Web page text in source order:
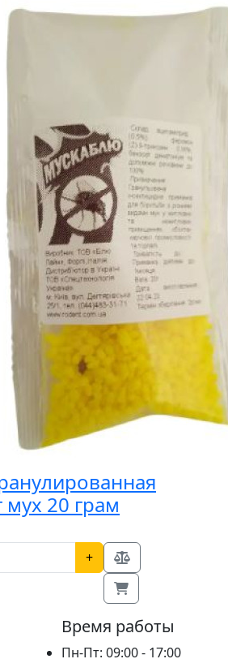
20 грам
+
Время работы
Пн-Пт: 09:00 - 17:00